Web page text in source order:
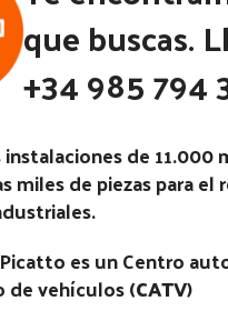
TG-A E3
410 RG (4X2)
53392
Notas:
que buscas.
+34 985 794
instalaciones de 11.000
miles de piezas para el
es un Centro
vehículos (CATV)